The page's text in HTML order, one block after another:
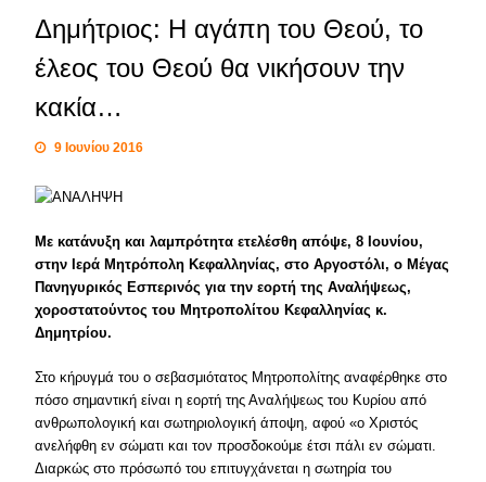
Δημήτριος: Η αγάπη του Θεού, το
έλεος του Θεού θα νικήσουν την
κακία…
9 Ιουνίου 2016
Με κατάνυξη και λαμπρότητα ετελέσθη απόψε, 8 Ιουνίου,
στην Ιερά Μητρόπολη Κεφαλληνίας, στο Αργοστόλι, ο Μέγας
Πανηγυρικός Εσπερινός για την εορτή της Αναλήψεως,
χοροστατούντος του Μητροπολίτου Κεφαλληνίας κ.
Δημητρίου.
Στο κήρυγμά του ο σεβασμιότατος Μητροπολίτης αναφέρθηκε στο
πόσο σημαντική είναι η εορτή της Αναλήψεως του Κυρίου από
ανθρωπολογική και σωτηριολογική άποψη, αφού «ο Χριστός
ανελήφθη εν σώματι και τον προσδοκούμε έτσι πάλι εν σώματι.
Διαρκώς στο πρόσωπό του επιτυγχάνεται η σωτηρία του